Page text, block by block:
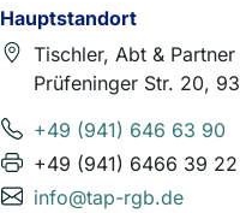
Hauptstandort
Tischler, Abt & Partner
Prüfeninger Str. 20,
+49 (941) 646 63 90
+49 (941) 6466 39 22
info@tap-rgb.de